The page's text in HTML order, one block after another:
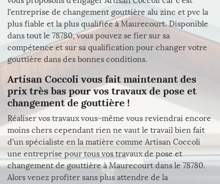
l’entreprise de changement gouttière alu zinc et pvc la
plus fiable et la plus qualifiée à Maurecourt. Disponible
dans tout le 78780, vous pouvez se fier sur sa
compétence et sur sa qualification pour changer votre
gouttière dans des bonnes conditions.
Artisan Coccoli vous fait maintenant des
prix très bas pour vos travaux de pose et
changement de gouttière !
Réaliser vos travaux vous-même vous reviendrai encore
moins chers cependant rien ne vaut le travail bien fait
d’un spécialiste en la matière comme Artisan Coccoli
une entreprise pour tous vos travaux de pose et
changement de gouttière à Maurecourt dans le 78780.
Alors venez profiter sans plus attendre de la